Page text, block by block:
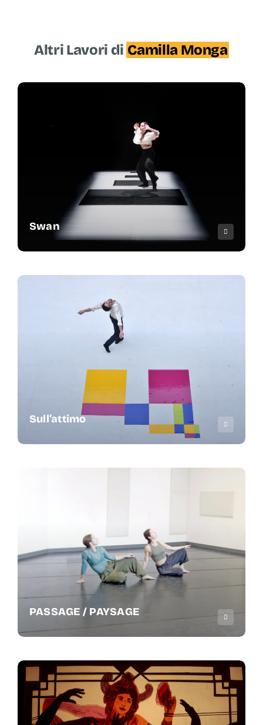
Altri Lavori di Camilla Monga
Swan
Sull’attimo
PASSAGE / PAYSAGE